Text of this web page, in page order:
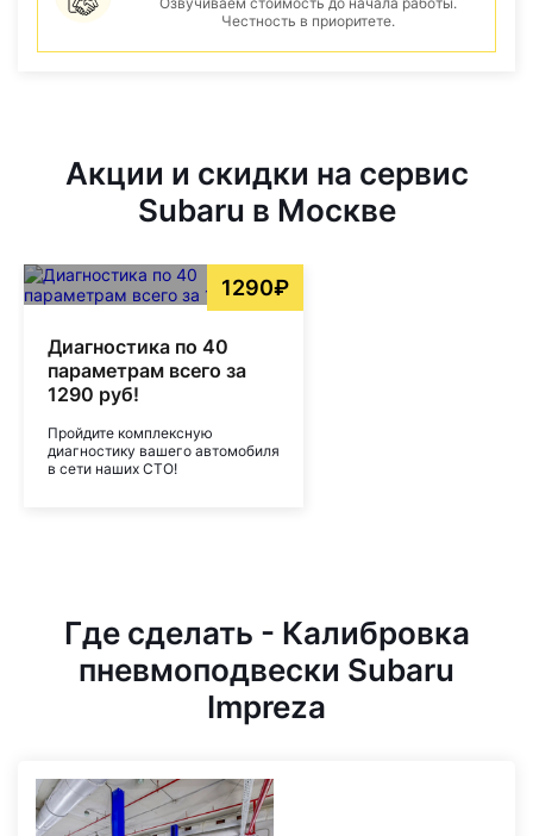
Честность в приоритете.
Акции и скидки на сервис
Subaru в Москве
1290₽
Диагностика по 40
параметрам всего за
1290 руб!
Пройдите комплексную
диагностику вашего автомобиля
в сети наших СТО!
Где сделать - Калибровка
пневмоподвески Subaru
Impreza